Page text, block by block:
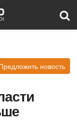
новость